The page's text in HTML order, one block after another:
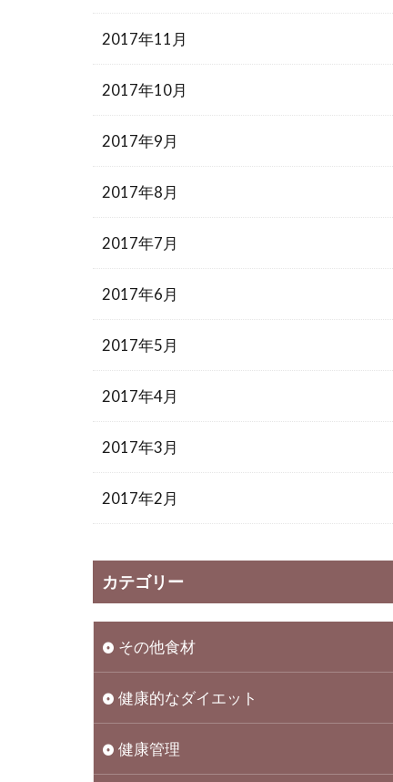
2017年11月
2017年10月
2017年9月
2017年8月
2017年7月
2017年6月
2017年5月
2017年4月
2017年3月
2017年2月
カテゴリー
その他食材
健康的なダイエット
健康管理